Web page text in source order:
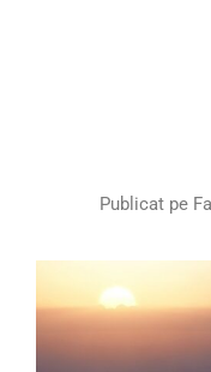
Publicat pe